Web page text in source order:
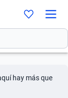
hay más que